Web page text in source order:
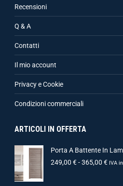
Recensioni
Q & A
Contatti
Il mio account
Privacy e Cookie
Condizioni commerciali
ARTICOLI IN OFFERTA
Porta A Battente In
249,00 €-365,00 € IVA